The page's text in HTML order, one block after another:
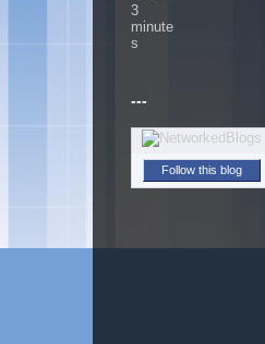
---
Follow this blog